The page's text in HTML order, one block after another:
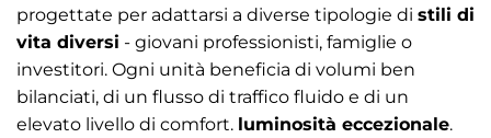
progettate per adattarsi a diverse tipologie di stili di
vita diversi - giovani professionisti, famiglie o
investitori. Ogni unità beneficia di volumi ben
bilanciati, di un flusso di traffico fluido e di un
elevato livello di comfort. luminosità eccezionale.